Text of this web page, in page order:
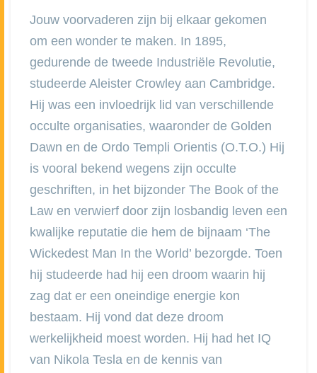
Jouw voorvaderen zijn bij elkaar gekomen
om een wonder te maken. In 1895,
gedurende de tweede Industriële Revolutie,
studeerde Aleister Crowley aan Cambridge.
Hij was een invloedrijk lid van verschillende
occulte organisaties, waaronder de Golden
Dawn en de Ordo Templi Orientis (O.T.O.) Hij
is vooral bekend wegens zijn occulte
geschriften, in het bijzonder The Book of the
Law en verwierf door zijn losbandig leven een
kwalijke reputatie die hem de bijnaam ‘The
Wickedest Man In the World’ bezorgde. Toen
hij studeerde had hij een droom waarin hij
zag dat er een oneindige energie kon
bestaam. Hij vond dat deze droom
werkelijkheid moest worden. Hij had het IQ
van Nikola Tesla en de kennis van